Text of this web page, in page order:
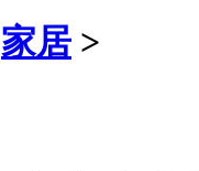
家居 >